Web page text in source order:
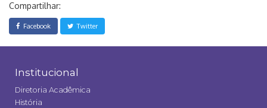
Compartilhar:
Facebook Twitter
Institucional
Diretoria Acadêmica
História